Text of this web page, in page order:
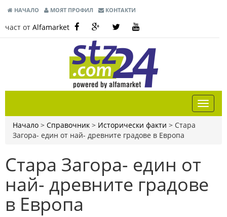
НАЧАЛО МОЯТ ПРОФИЛ КОНТАКТИ
част от Alfamarket
Начало > Справочник > Исторически факти > Стара
Загора- един от най- древните градове в Европа
Стара Загора- един от
най- древните градове
в Европа